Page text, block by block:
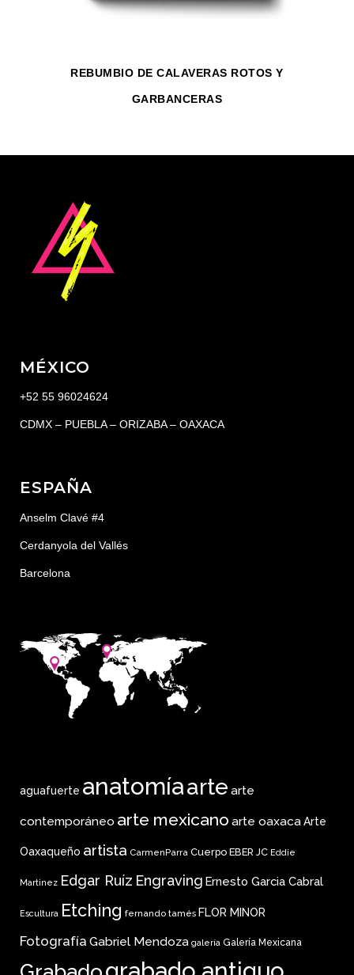
REBUMBIO DE CALAVERAS ROTOS Y
GARBANCERAS
MÉXICO
+52 55 96024624
CDMX – PUEBLA – ORIZABA – OAXACA
ESPAÑA
Anselm Clavé #4
Cerdanyola del Vallés
Barcelona
aguafuerte anatomíaarte arte
contemporáneo arte mexicano arte oaxacaArte
Oaxaqueño artista CarmenParra Cuerpo EBER JC Eddie
Martinez Edgar Ruíz Engraving Ernesto Garcia Cabral
Escultura Etching fernando tamés FLOR MINOR
Fotografía Gabriel Mendoza galería Galería Mexicana